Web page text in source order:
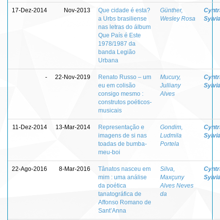
17-Dez-2014 Nov-2013
Que cidade é esta?
a Urbs brasiliense
nas letras do álbum
Que País é Este
1978/1987 da
banda Legião
Urbana
Günther,
Wesley Rosa
- 22-Nov-2019
Renato Russo – um
eu em colisão
consigo mesmo :
construtos poéticos-
musicais
Mucury,
Julliany
Alves
11-Dez-2014 13-Mar-2014
Representação e
imagens de si nas
toadas de bumba-
meu-boi
Gondim,
Ludmila
Portela
22-Ago-2016 8-Mar-2016
Tânatos nasceu em
mim : uma análise
da poética
tanatográfica de
Affonso Romano de
Sant’Anna
Silva,
Maxçuny
Alves Neves
da